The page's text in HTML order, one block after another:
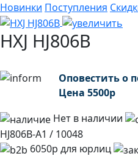
Новинки Поступления
HXJ HJ806B
Оповестить о
Цена 5500р
Нет в наличии
HJ806B-A1 / 10048
6050р для юрлиц